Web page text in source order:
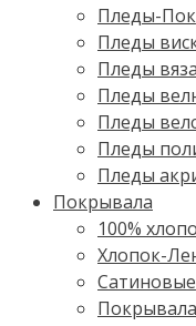
Пледы-
Пледы
Пледы
Пледы
Пледы
Пледы
Пледы
Покрывала
100%
Хлопок-
Сатиновые